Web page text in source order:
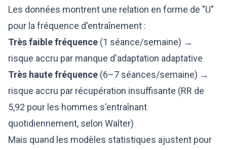
Les données montrent une relation en forme de "U"
pour la fréquence d'entraînement :
Très faible fréquence (1 séance/semaine) →
risque accru par manque d'adaptation adaptative
Très haute fréquence (6–7 séances/semaine) →
risque accru par récupération insuffisante (RR de
5,92 pour les hommes s'entraînant
quotidiennement, selon Walter)
Mais quand les modèles statistiques ajustent pour